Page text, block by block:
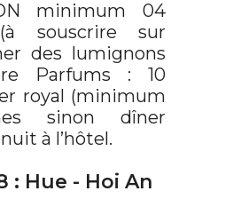
minimum 04
souscrire sur
des lumignons
Parfums : 10
royal (minimum
sinon dîner
à l’hôtel.
: Hue - Hoi An